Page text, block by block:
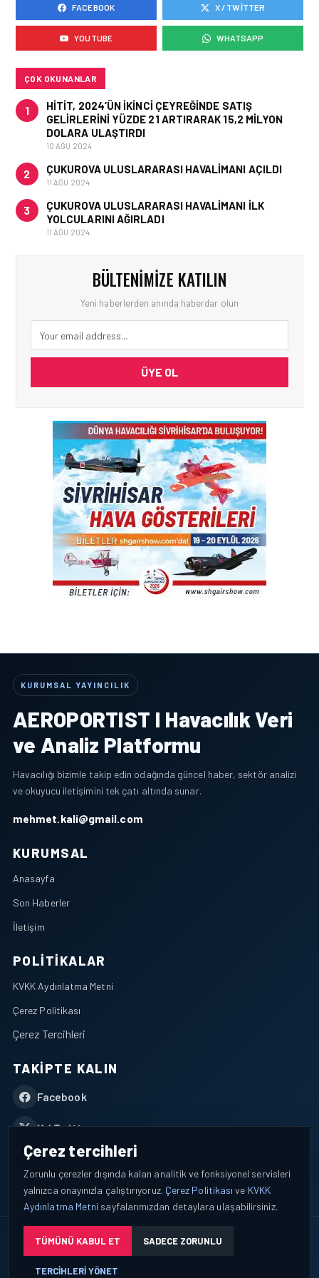
İŞ İLANLARI • 16 MAY 2026
EMIRATES AĞUSTOS’TA
İSTANBUL’DA TEKNISYEN
ROADSHOW DÜZENLIYOR!
FACEBOOK X / TWITTER
YOUTUBE WHATSAPP
ÇOK OKUNANLAR
1
HITIT, 2024’ÜN IKINCI ÇEYREĞINDE SATIŞ
GELIRLERINI YÜZDE 21 ARTIRARAK 15,2 MILYON
DOLARA ULAŞTIRDI
10 AĞU 2024
2 ÇUKUROVA ULUSLARARASI HAVALIMANI AÇILDI
11 AĞU 2024
3
ÇUKUROVA ULUSLARARASI HAVALIMANI İLK
YOLCULARINI AĞIRLADI
11 AĞU 2024
BÜLTENIMIZE KATILIN
Yeni haberlerden anında haberdar olun
ÜYE OL
KURUMSAL YAYINCILIK
AEROPORTIST I Havacılık Veri
ve Analiz Platformu
Havacılığı bizimle takip edin odağında güncel haber, sektör analizi
ve okuyucu iletişimini tek çatı altında sunar.
mehmet.kali@gmail.com
KURUMSAL
Anasayfa
Son Haberler
İletişim
POLITIKALAR
KVKK Aydınlatma Metni
Çerez Politikası
Çerez Tercihleri
TAKIPTE KALIN
Facebook
X / Twitter
YouTube
WhatsApp
© 2026 AEROPORTIST I Havacılık Veri ve Analiz Platformu. Tüm
Okuyucu verileri yalnızca açık bilgilendirme ve tercih yönetimi
Çerez tercihleri
Zorunlu çerezler dışında kalan analitik ve fonksiyonel servisleri
yalnızca onayınızla çalıştırıyoruz. Çerez Politikası ve KVKK
Aydınlatma Metni sayfalarımızdan detaylara ulaşabilirsiniz.
TÜMÜNÜ KABUL ET SADECE ZORUNLU
TERCIHLERI YÖNET